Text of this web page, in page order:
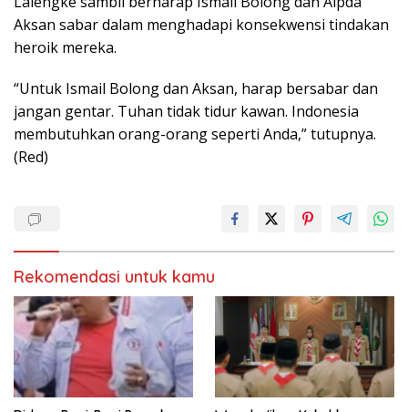
Aksan sabar dalam menghadapi konsekwensi tindakan
heroik mereka.
“Untuk Ismail Bolong dan Aksan, harap bersabar dan
jangan gentar. Tuhan tidak tidur kawan. Indonesia
membutuhkan orang-orang seperti Anda,” tutupnya.
(Red)
Rekomendasi untuk kamu